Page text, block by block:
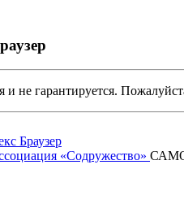
и не гарантируется.
Браузер